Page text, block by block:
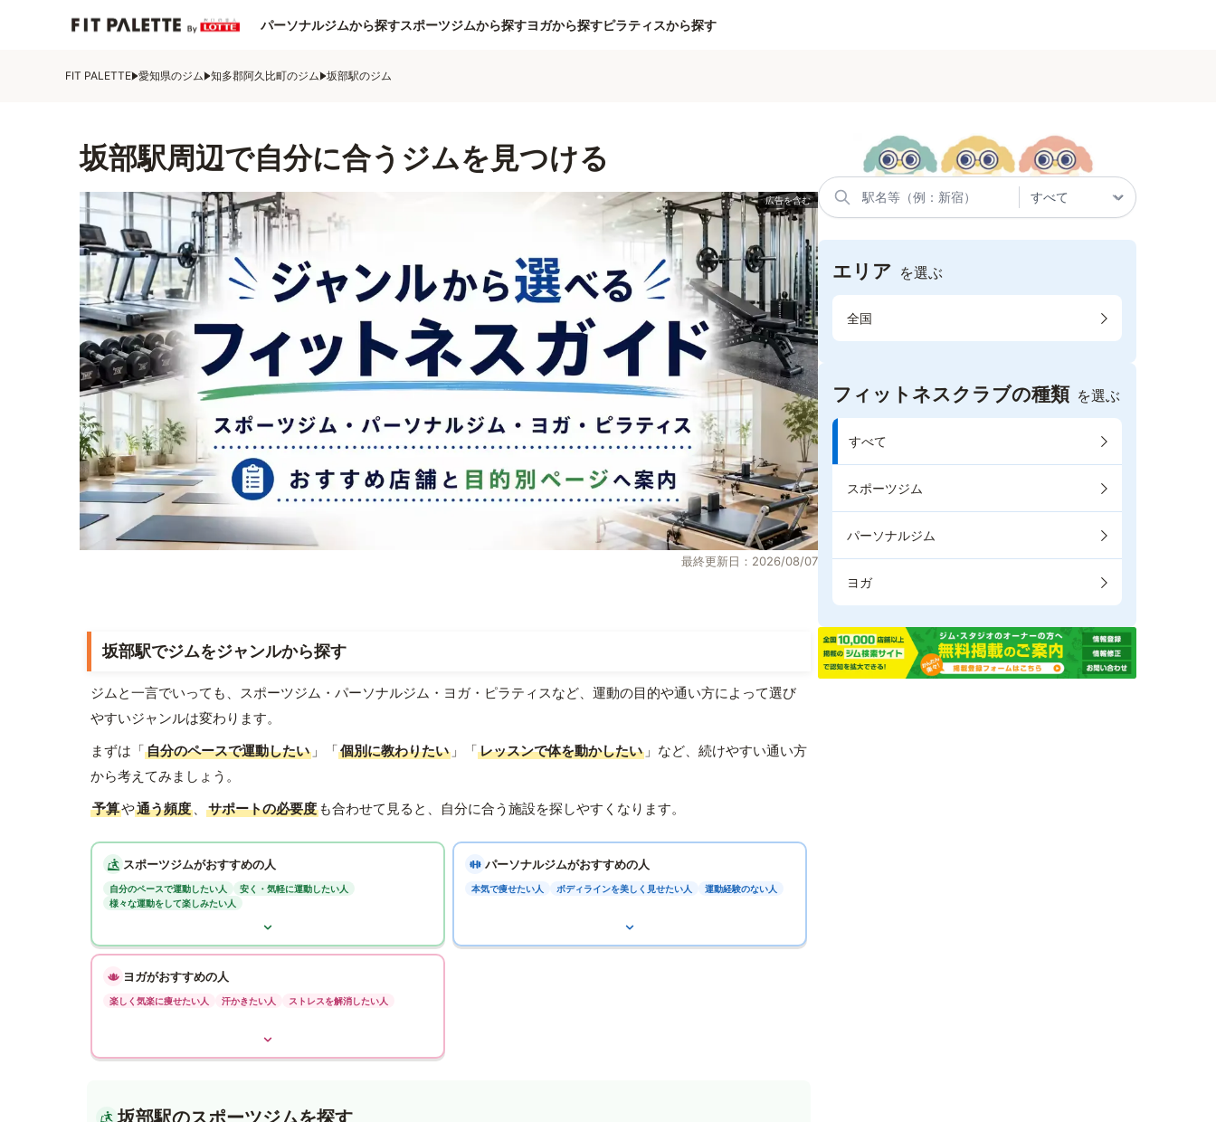
パーソナルジムから探すスポーツジムから探すヨガから探すピラティスから探す
FIT PALETTE 愛知県のジム 知多郡阿久比町のジム 坂部駅のジム
坂部駅周辺で自分に合うジムを見つける
最終更新日：2026/08/07
坂部駅でジムをジャンルから探す
ジムと一言でいっても、スポーツジム・パーソナルジム・ヨガ・ピラティスなど、運動の目的や通い方によって選び
やすいジャンルは変わります。
まずは「自分のペースで運動したい 」「個別に教わりたい 」「レッスンで体を動かしたい 」など、続けやすい通い方
から考えてみましょう。
予算や通う頻度 、 サポートの必要度 も合わせて見ると、自分に合う施設を探しやすくなります。
スポーツジムがおすすめの人
自分のペースで運動したい人
安く・気軽に運動したい人
様々な運動をして楽しみたい人
パーソナルジムがおすすめの人
本気で痩せたい人 ボディラインを美しく見せたい人 運動経験のない人
ヨガがおすすめの人
楽しく気楽に痩せたい人 汗かきたい人 ストレスを解消したい人
エリア を選ぶ
全国
フィットネスクラブの種類 を選ぶ
すべて
スポーツジム
パーソナルジム
ヨガ